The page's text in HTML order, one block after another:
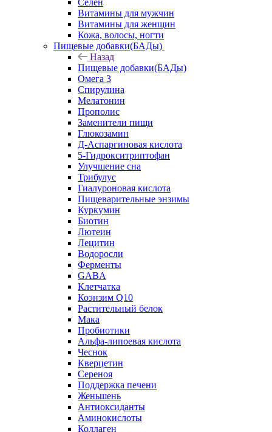
Селен
Витамины для мужчин
Витамины для женщин
Кожа, волосы, ногти
Пищевые добавки(БАДы)
Назад
Пищевые добавки(БАДы)
Омега 3
Спирулина
Мелатонин
Прополис
Заменители пищи
Глюкозамин
Д-Аспаргиновая кислота
5-Гидрокситриптофан
Улучшение сна
Трибулус
Гиалуроновая кислота
Пищеварительные энзимы
Куркумин
Биотин
Лютеин
Лецитин
Водоросли
Ферменты
GABA
Клетчатка
Коэнзим Q10
Растительный белок
Мака
Пробиотики
Альфа-липоевая кислота
Чеснок
Кверцетин
Сереноя
Поддержка печени
Женьшень
Антиоксиданты
Аминокислоты
Коллаген